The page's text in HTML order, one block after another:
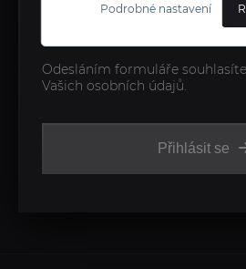
Podrobné nastavení
Přihlásit se
Odesláním formuláře
Vašich osobních údajů.